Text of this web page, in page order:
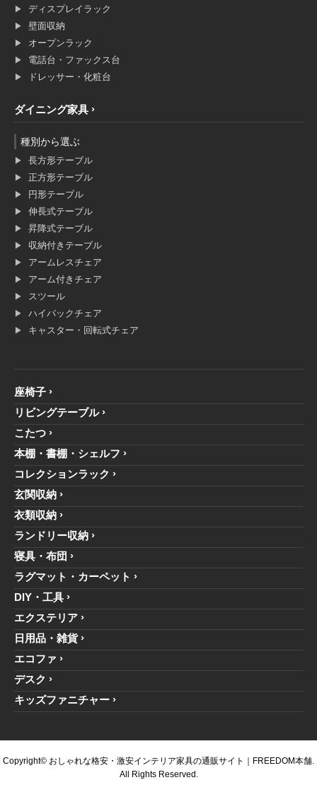
ディスプレイラック
壁面収納
オープンラック
電話台・ファックス台
ドレッサー・化粧台
ダイニング家具
種別から選ぶ
長方形テーブル
正方形テーブル
円形テーブル
伸長式テーブル
昇降式テーブル
収納付きテーブル
アームレスチェア
アーム付きチェア
スツール
ハイバックチェア
キャスター・回転式チェア
座椅子
リビングテーブル
こたつ
本棚・書棚・シェルフ
コレクションラック
玄関収納
衣類収納
ランドリー収納
寝具・布団
ラグマット・カーペット
DIY・工具
エクステリア
日用品・雑貨
エコファ
デスク
キッズファニチャー
Copyright© おしゃれな格安・激安インテリア家具の通販サイト｜FREEDOM本舗.
All Rights Reserved.